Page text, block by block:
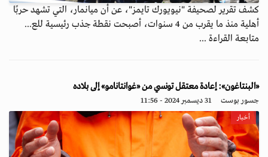
كشف تقرير لصحيفة "نيويورك تايمز"، عن أن ميانمار، التي تشهد حربًا
أهلية منذ ما يقرب من 4 سنوات، أصبحت نقطة جذب رئيسية للع...
متابعة القراءة ...
«البنتاغون»: إعادة معتقل تونسي من «غوانتانامو» إلى بلاده
جسور بوست 31 ديسمبر 2024 - 11:56
أخبار